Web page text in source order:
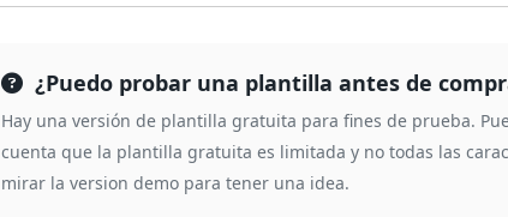
¿Puedo probar una plantilla antes de
Hay una versión de plantilla gratuita para fines de prueba.
cuenta que la plantilla gratuita es limitada y no todas las
mirar la version demo para tener una idea.